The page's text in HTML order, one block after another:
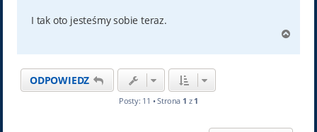
I tak oto jesteśmy sobie teraz.
g
ODPOWIEDZ
Posty: 11 • Strona 1 z 1